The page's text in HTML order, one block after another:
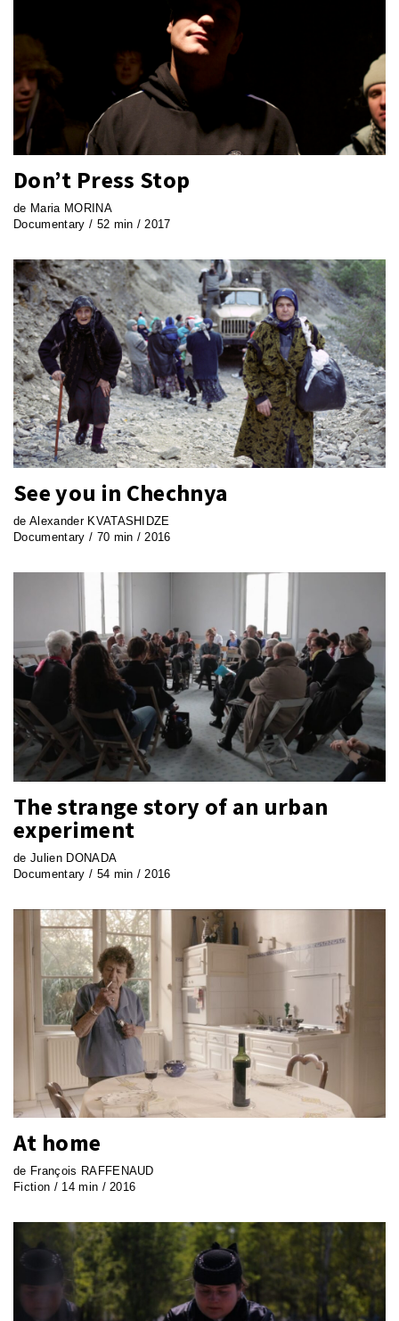
Don’t Press Stop
de Maria MORINA
Documentary / 52 min / 2017
See you in Chechnya
de Alexander KVATASHIDZE
Documentary / 70 min / 2016
The strange story of an urban
experiment
de Julien DONADA
Documentary / 54 min / 2016
At home
de François RAFFENAUD
Fiction / 14 min / 2016